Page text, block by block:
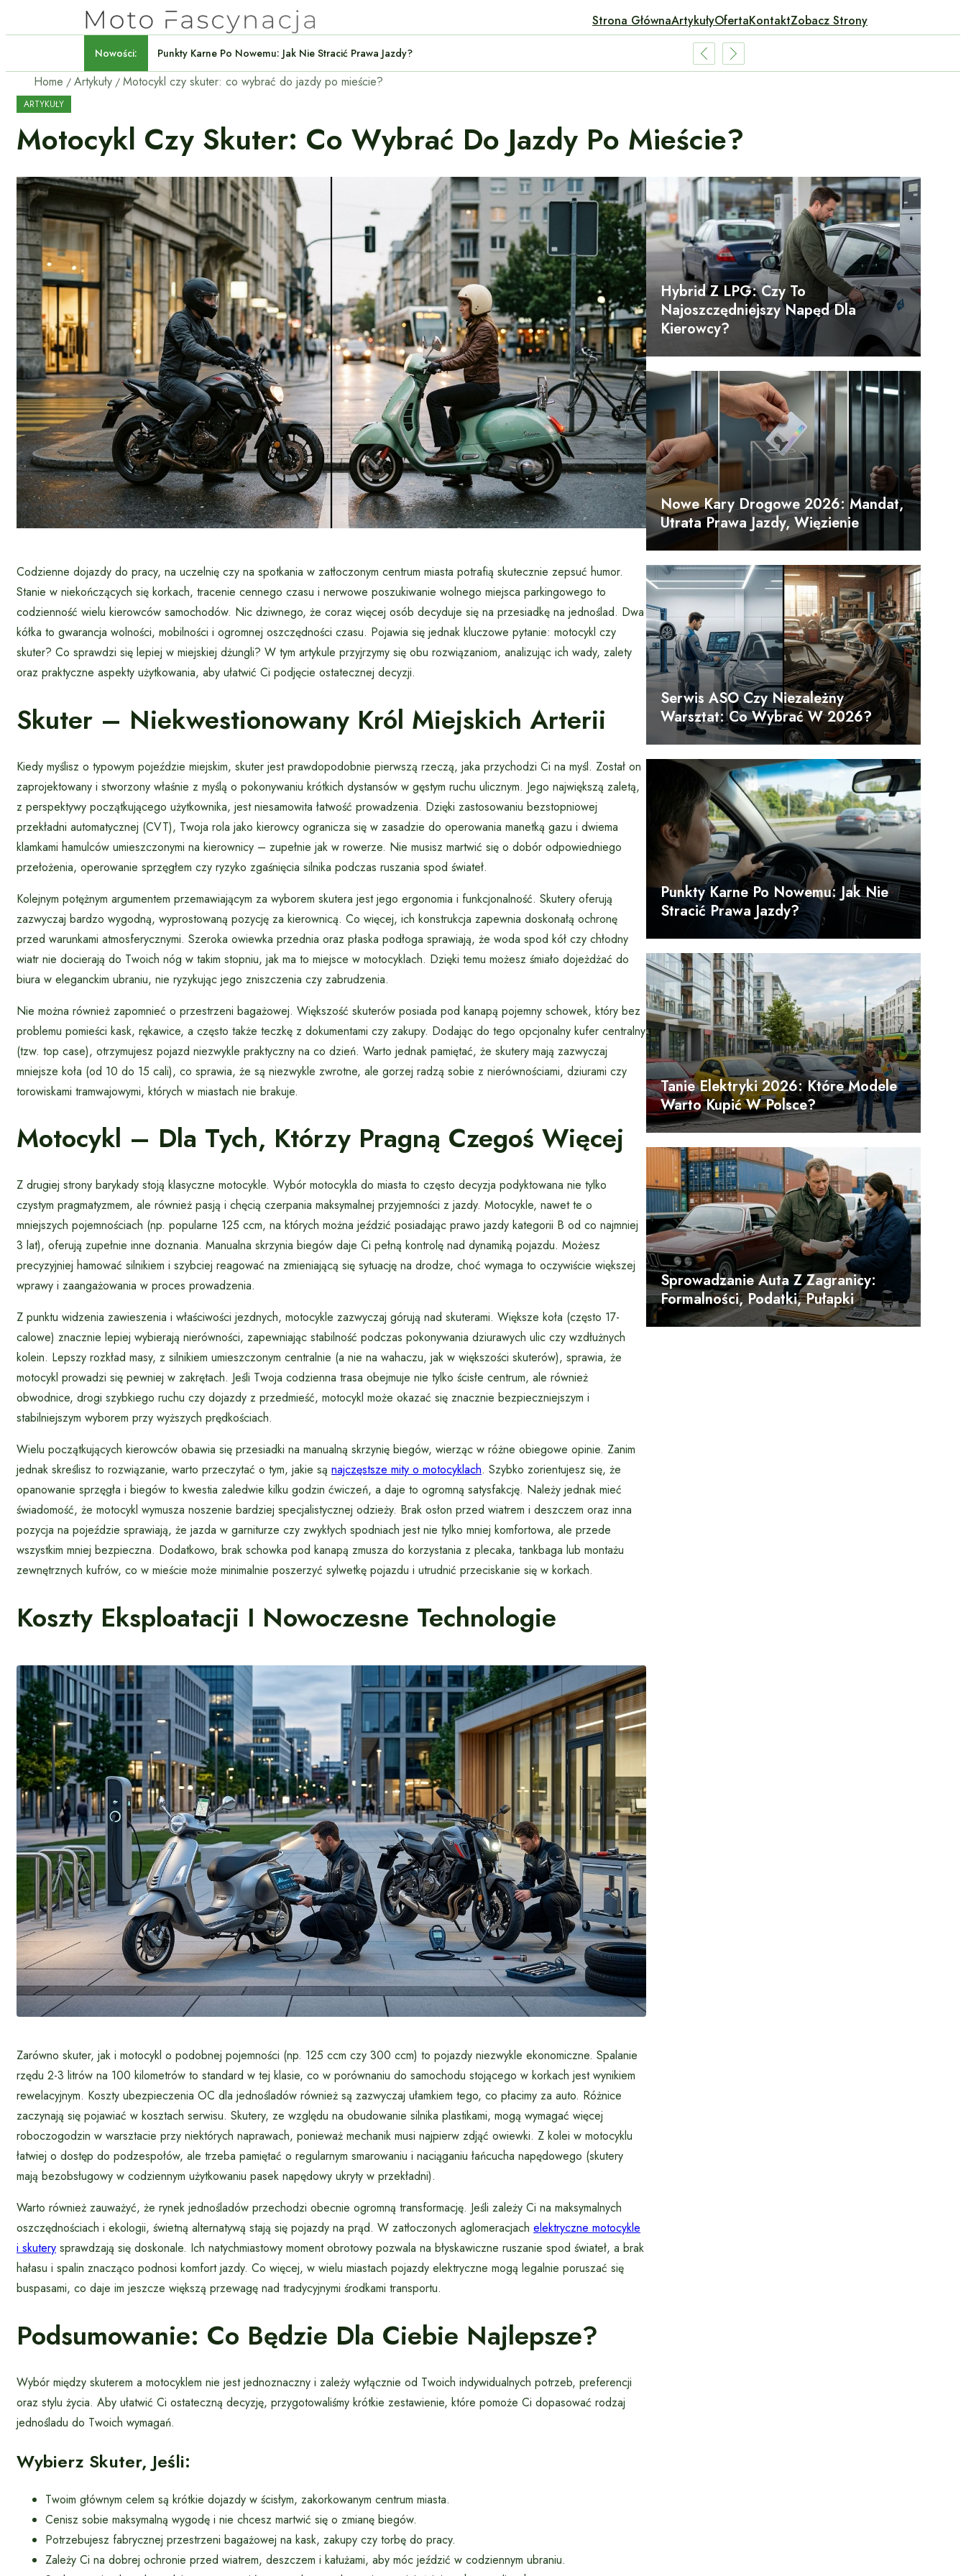
Strona GłównaArtykułyOfertaKontaktZobacz Strony
Nowości: Punkty Karne Po Nowemu: Jak Nie Stracić Prawa Jazdy?
Home Artykuły Motocykl czy skuter: co wybrać do jazdy po mieście?
ARTYKUŁY
Motocykl Czy Skuter: Co Wybrać Do Jazdy Po Mieście?
Codzienne dojazdy do pracy, na uczelnię czy na spotkania w zatłoczonym centrum miasta potrafią skutecznie zepsuć humor.
Stanie w niekończących się korkach, tracenie cennego czasu i nerwowe poszukiwanie wolnego miejsca parkingowego to
codzienność wielu kierowców samochodów. Nic dziwnego, że coraz więcej osób decyduje się na przesiadkę na jednoślad. Dwa
kółka to gwarancja wolności, mobilności i ogromnej oszczędności czasu. Pojawia się jednak kluczowe pytanie: motocykl czy
skuter? Co sprawdzi się lepiej w miejskiej dżungli? W tym artykule przyjrzymy się obu rozwiązaniom, analizując ich wady, zalety
oraz praktyczne aspekty użytkowania, aby ułatwić Ci podjęcie ostatecznej decyzji.
Skuter – Niekwestionowany Król Miejskich Arterii
Kiedy myślisz o typowym pojeździe miejskim, skuter jest prawdopodobnie pierwszą rzeczą, jaka przychodzi Ci na myśl. Został on
zaprojektowany i stworzony właśnie z myślą o pokonywaniu krótkich dystansów w gęstym ruchu ulicznym. Jego największą zaletą,
z perspektywy początkującego użytkownika, jest niesamowita łatwość prowadzenia. Dzięki zastosowaniu bezstopniowej
przekładni automatycznej (CVT), Twoja rola jako kierowcy ogranicza się w zasadzie do operowania manetką gazu i dwiema
klamkami hamulców umieszczonymi na kierownicy – zupełnie jak w rowerze. Nie musisz martwić się o dobór odpowiedniego
przełożenia, operowanie sprzęgłem czy ryzyko zgaśnięcia silnika podczas ruszania spod świateł.
Kolejnym potężnym argumentem przemawiającym za wyborem skutera jest jego ergonomia i funkcjonalność. Skutery oferują
zazwyczaj bardzo wygodną, wyprostowaną pozycję za kierownicą. Co więcej, ich konstrukcja zapewnia doskonałą ochronę
przed warunkami atmosferycznymi. Szeroka owiewka przednia oraz płaska podłoga sprawiają, że woda spod kół czy chłodny
wiatr nie docierają do Twoich nóg w takim stopniu, jak ma to miejsce w motocyklach. Dzięki temu możesz śmiało dojeżdżać do
biura w eleganckim ubraniu, nie ryzykując jego zniszczenia czy zabrudzenia.
Nie można również zapomnieć o przestrzeni bagażowej. Większość skuterów posiada pod kanapą pojemny schowek, który bez
problemu pomieści kask, rękawice, a często także teczkę z dokumentami czy zakupy. Dodając do tego opcjonalny kufer centralny
(tzw. top case), otrzymujesz pojazd niezwykle praktyczny na co dzień. Warto jednak pamiętać, że skutery mają zazwyczaj
mniejsze koła (od 10 do 15 cali), co sprawia, że są niezwykle zwrotne, ale gorzej radzą sobie z nierównościami, dziurami czy
torowiskami tramwajowymi, których w miastach nie brakuje.
Motocykl – Dla Tych, Którzy Pragną Czegoś Więcej
Z drugiej strony barykady stoją klasyczne motocykle. Wybór motocykla do miasta to często decyzja podyktowana nie tylko
czystym pragmatyzmem, ale również pasją i chęcią czerpania maksymalnej przyjemności z jazdy. Motocykle, nawet te o
mniejszych pojemnościach (np. popularne 125 ccm, na których można jeździć posiadając prawo jazdy kategorii B od co najmniej
3 lat), oferują zupełnie inne doznania. Manualna skrzynia biegów daje Ci pełną kontrolę nad dynamiką pojazdu. Możesz
precyzyjniej hamować silnikiem i szybciej reagować na zmieniającą się sytuację na drodze, choć wymaga to oczywiście większej
wprawy i zaangażowania w proces prowadzenia.
Z punktu widzenia zawieszenia i właściwości jezdnych, motocykle zazwyczaj górują nad skuterami. Większe koła (często 17-
calowe) znacznie lepiej wybierają nierówności, zapewniając stabilność podczas pokonywania dziurawych ulic czy wzdłużnych
kolein. Lepszy rozkład masy, z silnikiem umieszczonym centralnie (a nie na wahaczu, jak w większości skuterów), sprawia, że
motocykl prowadzi się pewniej w zakrętach. Jeśli Twoja codzienna trasa obejmuje nie tylko ścisłe centrum, ale również
obwodnice, drogi szybkiego ruchu czy dojazdy z przedmieść, motocykl może okazać się znacznie bezpieczniejszym i
stabilniejszym wyborem przy wyższych prędkościach.
Wielu początkujących kierowców obawia się przesiadki na manualną skrzynię biegów, wierząc w różne obiegowe opinie. Zanim
jednak skreślisz to rozwiązanie, warto przeczytać o tym, jakie są najczęstsze mity o motocyklach. Szybko zorientujesz się, że
opanowanie sprzęgła i biegów to kwestia zaledwie kilku godzin ćwiczeń, a daje to ogromną satysfakcję. Należy jednak mieć
świadomość, że motocykl wymusza noszenie bardziej specjalistycznej odzieży. Brak osłon przed wiatrem i deszczem oraz inna
pozycja na pojeździe sprawiają, że jazda w garniturze czy zwykłych spodniach jest nie tylko mniej komfortowa, ale przede
wszystkim mniej bezpieczna. Dodatkowo, brak schowka pod kanapą zmusza do korzystania z plecaka, tankbaga lub montażu
zewnętrznych kufrów, co w mieście może minimalnie poszerzyć sylwetkę pojazdu i utrudnić przeciskanie się w korkach.
Koszty Eksploatacji I Nowoczesne Technologie
Zarówno skuter, jak i motocykl o podobnej pojemności (np. 125 ccm czy 300 ccm) to pojazdy niezwykle ekonomiczne. Spalanie
rzędu 2-3 litrów na 100 kilometrów to standard w tej klasie, co w porównaniu do samochodu stojącego w korkach jest wynikiem
rewelacyjnym. Koszty ubezpieczenia OC dla jednośladów również są zazwyczaj ułamkiem tego, co płacimy za auto. Różnice
zaczynają się pojawiać w kosztach serwisu. Skutery, ze względu na obudowanie silnika plastikami, mogą wymagać więcej
roboczogodzin w warsztacie przy niektórych naprawach, ponieważ mechanik musi najpierw zdjąć owiewki. Z kolei w motocyklu
łatwiej o dostęp do podzespołów, ale trzeba pamiętać o regularnym smarowaniu i naciąganiu łańcucha napędowego (skutery
mają bezobsługowy w codziennym użytkowaniu pasek napędowy ukryty w przekładni).
Warto również zauważyć, że rynek jednośladów przechodzi obecnie ogromną transformację. Jeśli zależy Ci na maksymalnych
oszczędnościach i ekologii, świetną alternatywą stają się pojazdy na prąd. W zatłoczonych aglomeracjach elektryczne motocykle
i skutery sprawdzają się doskonale. Ich natychmiastowy moment obrotowy pozwala na błyskawiczne ruszanie spod świateł, a brak
hałasu i spalin znacząco podnosi komfort jazdy. Co więcej, w wielu miastach pojazdy elektryczne mogą legalnie poruszać się
buspasami, co daje im jeszcze większą przewagę nad tradycyjnymi środkami transportu.
Podsumowanie: Co Będzie Dla Ciebie Najlepsze?
Wybór między skuterem a motocyklem nie jest jednoznaczny i zależy wyłącznie od Twoich indywidualnych potrzeb, preferencji
oraz stylu życia. Aby ułatwić Ci ostateczną decyzję, przygotowaliśmy krótkie zestawienie, które pomoże Ci dopasować rodzaj
jednośladu do Twoich wymagań.
Wybierz Skuter, Jeśli:
Twoim głównym celem są krótkie dojazdy w ścisłym, zakorkowanym centrum miasta.
Cenisz sobie maksymalną wygodę i nie chcesz martwić się o zmianę biegów.
Potrzebujesz fabrycznej przestrzeni bagażowej na kask, zakupy czy torbę do pracy.
Zależy Ci na dobrej ochronie przed wiatrem, deszczem i kałużami, aby móc jeździć w codziennym ubraniu.
Hybrid Z LPG: Czy To
Najoszczędniejszy Napęd Dla
Kierowcy?
Nowe Kary Drogowe 2026: Mandat,
Utrata Prawa Jazdy, Więzienie
Serwis ASO Czy Niezależny
Warsztat: Co Wybrać W 2026?
Punkty Karne Po Nowemu: Jak Nie
Stracić Prawa Jazdy?
Tanie Elektryki 2026: Które Modele
Warto Kupić W Polsce?
Sprowadzanie Auta Z Zagranicy:
Formalności, Podatki, Pułapki